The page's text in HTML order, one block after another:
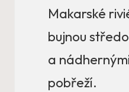
Makarské
bujnou
a
pobřeží.